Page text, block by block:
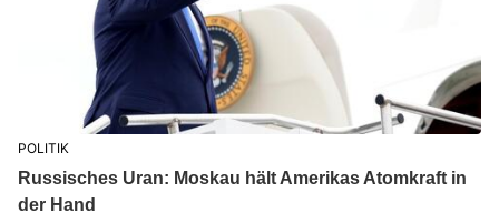
POLITIK
Russisches Uran: Moskau hält Amerikas Atomkraft in
der Hand